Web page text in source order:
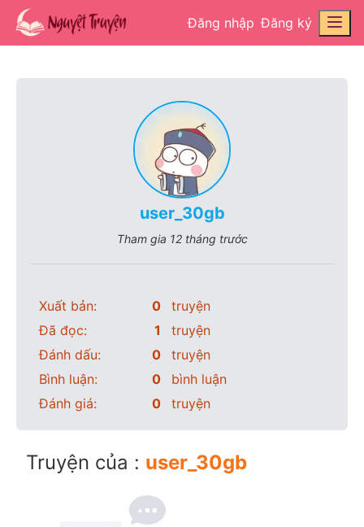
Đăng nhập Đăng ký
user_30gb
Tham gia 12 tháng trước
Xuất bản: 0
truyện
Đã đọc:
1
truyện
Đánh dấu:
0
truyện
Bình luận:
0
bình luận
Đánh giá:
0 truyện
Truyện của : user_30gb